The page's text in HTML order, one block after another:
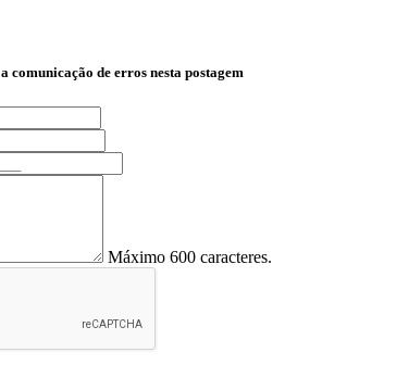
comunicação de erros nesta postagem
Máximo 600 caracteres.